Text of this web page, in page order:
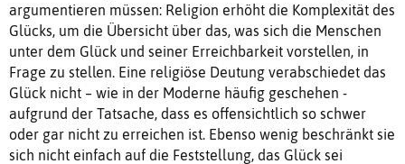
argumentieren müssen: Religion erhöht die Komplexität des
Glücks, um die Übersicht über das, was sich die Menschen
unter dem Glück und seiner Erreichbarkeit vorstellen, in
Frage zu stellen. Eine religiöse Deutung verabschiedet das
Glück nicht – wie in der Moderne häufig geschehen -
aufgrund der Tatsache, dass es offensichtlich so schwer
oder gar nicht zu erreichen ist. Ebenso wenig beschränkt sie
sich nicht einfach auf die Feststellung, das Glück sei